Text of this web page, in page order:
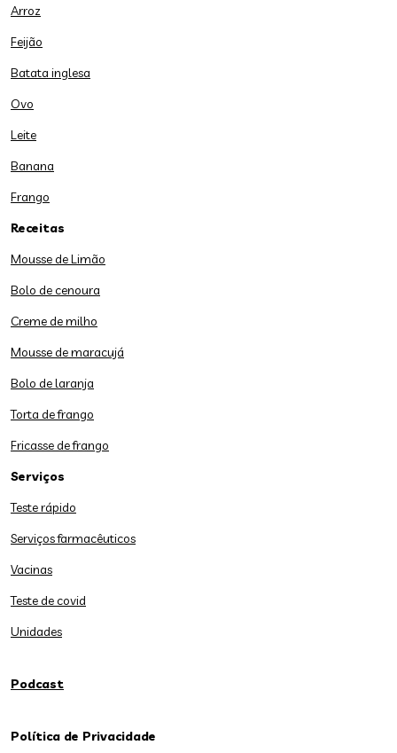
Arroz
Feijão
Batata inglesa
Ovo
Leite
Banana
Frango
Receitas
Mousse de Limão
Bolo de cenoura
Creme de milho
Mousse de maracujá
Bolo de laranja
Torta de frango
Fricasse de frango
Serviços
Teste rápido
Serviços farmacêuticos
Vacinas
Teste de covid
Unidades
Podcast
Política de Privacidade